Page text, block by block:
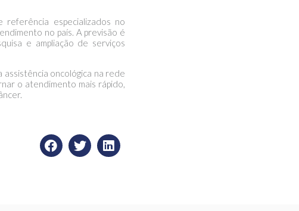
especializados no
no país. A previsão é
e ampliação de serviços
oncológica na rede
o atendimento mais rápido,